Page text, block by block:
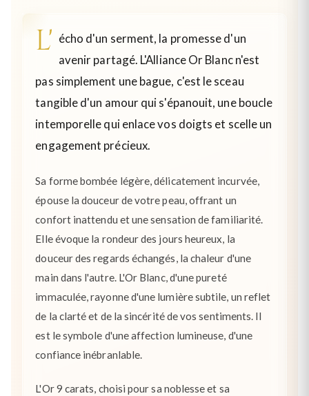
L' écho d'un serment, la promesse d'un
avenir partagé. L'Alliance Or Blanc n'est
pas simplement une bague, c'est le sceau
tangible d'un amour qui s'épanouit, une boucle
intemporelle qui enlace vos doigts et scelle un
engagement précieux.
Sa forme bombée légère, délicatement incurvée,
épouse la douceur de votre peau, offrant un
confort inattendu et une sensation de familiarité.
Elle évoque la rondeur des jours heureux, la
douceur des regards échangés, la chaleur d'une
main dans l'autre. L'Or Blanc, d'une pureté
immaculée, rayonne d'une lumière subtile, un reflet
de la clarté et de la sincérité de vos sentiments. Il
est le symbole d'une affection lumineuse, d'une
confiance inébranlable.
L'Or 9 carats, choisi pour sa noblesse et sa